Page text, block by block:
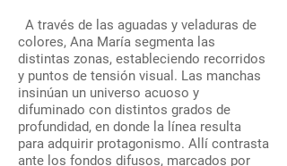
A través de las aguadas y veladuras de
colores, Ana María segmenta las
distintas zonas, estableciendo recorridos
y puntos de tensión visual. Las manchas
insinúan un universo acuoso y
difuminado con distintos grados de
profundidad, en donde la línea resulta
para adquirir protagonismo. Allí contrasta
ante los fondos difusos, marcados por